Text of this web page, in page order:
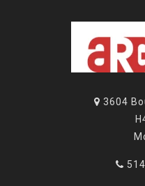
3604